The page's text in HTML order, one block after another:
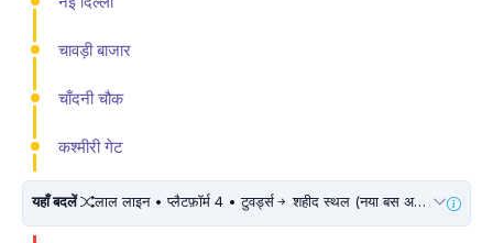
चावड़ी बाजार
चाँदनी चौक
कश्मीरी गेट
यहाँ बदलें लाल लाइन • प्लैटफ़ॉर्म 4 • टुवर्ड्स शहीद स्थल (नया बस अड्डा) • 10 मिनट चलें